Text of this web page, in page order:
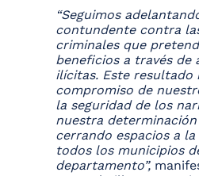
“Seguimos
contundente contra
criminales que
beneficios a través de
ilícitas. Este resultado
compromiso de
la seguridad de los
nuestra determinación
cerrando espacios a
todos los municipios
departamento”,